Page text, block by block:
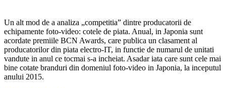
Un alt mod de a analiza „competitia” dintre producatorii de
echipamente foto-video: cotele de piata. Anual, in Japonia sunt
acordate premiile BCN Awards, care publica un clasament al
producatorilor din piata electro-IT, in functie de numarul de unitati
vandute in anul ce tocmai s-a incheiat. Asadar iata care sunt cele mai
bine cotate branduri din domeniul foto-video in Japonia, la inceputul
anului 2015.